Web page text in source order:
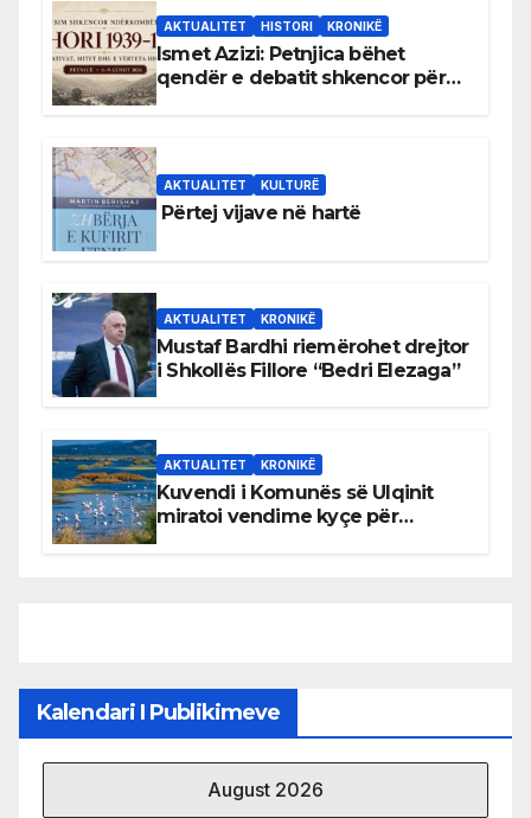
AKTUALITET HISTORI KRONIKË
Ismet Azizi: Petnjica bëhet
qendër e debatit shkencor për
AKTUALITET KULTURË
Përtej vijave në hartë
AKTUALITET KRONIKË
Mustaf Bardhi riemërohet drejtor
i Shkollës Fillore “Bedri Elezaga”
AKTUALITET KRONIKË
Kuvendi i Komunës së Ulqinit
miratoi vendime kyçe për
Kalendari I Publikimeve
August 2026